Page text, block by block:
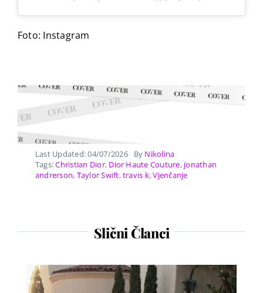
Foto: Instagram
Last Updated: 04/07/2026 By Nikolina
Tags:Christian Dior, Dior Haute Couture, jonathan
andrerson, Taylor Swift,travis k,Vjenčanje
Slični Članci